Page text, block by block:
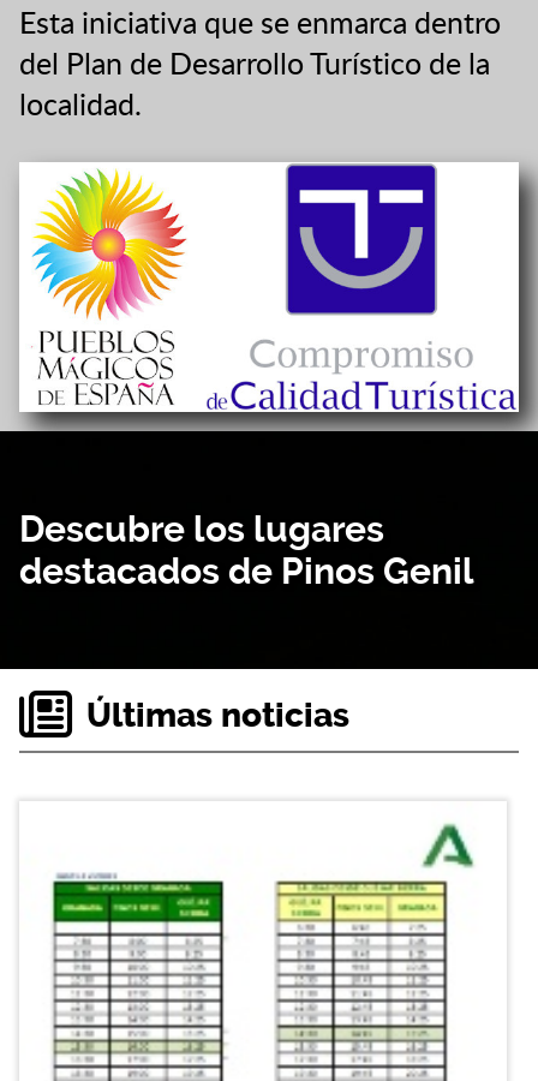
Esta iniciativa que se enmarca dentro
del Plan de Desarrollo Turístico de la
localidad.
Descubre los lugares
destacados de Pinos Genil
Últimas noticias